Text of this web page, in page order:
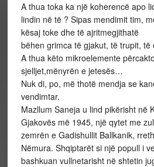
A thua toka ka një koherencë apo
lindin në të ? Sipas mendimit tim,
kësaj toke dhe të ajritmegjithatë
bëhen grimca të gjakut, të trupit,
A thua këto mikroelemente
sjelljet,mënyrën e jetesës…
Nuk di, po, më thotë mendja se
vendimtar.
Mazllum Saneja u lind pikërisht në
Gjakovës më 1945, një qytet me
zemrën e Gadishullit Ballkanik,
Nëmura. Shqiptarët si një popull i
bashkuan vullnetarisht në shtetin